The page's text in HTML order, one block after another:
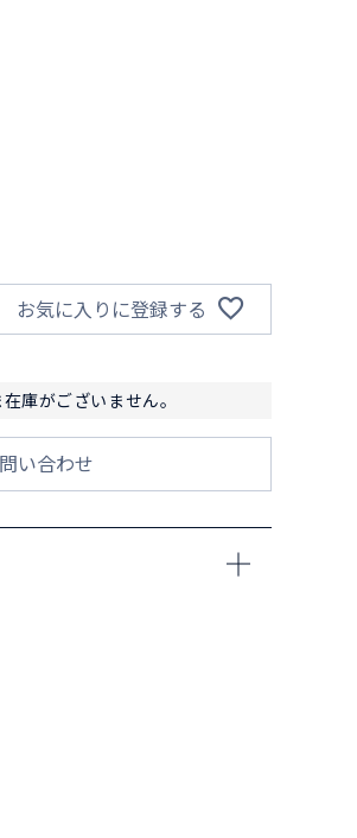
お気に入りに登録する
庫がございません。
い合わせ